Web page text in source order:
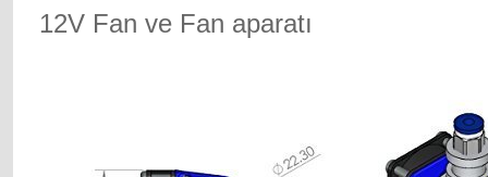
12V Fan ve Fan aparatı